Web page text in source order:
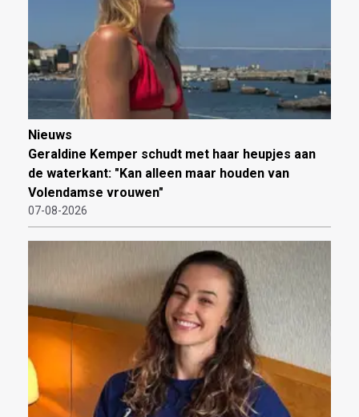
Nieuws
Geraldine Kemper schudt met haar heupjes aan
de waterkant: "Kan alleen maar houden van
Volendamse vrouwen"
07-08-2026